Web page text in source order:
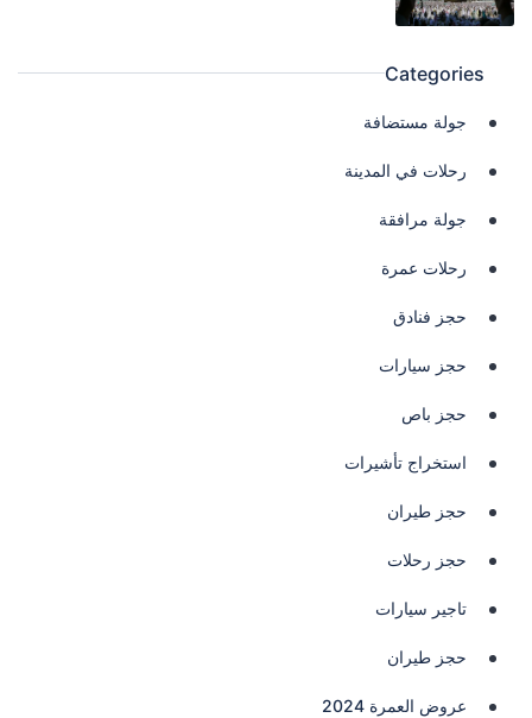
Categories
جولة مستضافة
رحلات في المدينة
جولة مرافقة
رحلات عمرة
حجز فنادق
حجز سيارات
حجز باص
استخراج تأشيرات
حجز طيران
حجز رحلات
تاجير سيارات
حجز طيران
عروض العمرة 2024